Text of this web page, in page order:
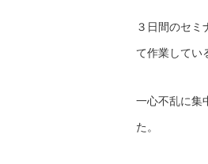
３日間のセミ
て作業してい
一心不乱に集
た。